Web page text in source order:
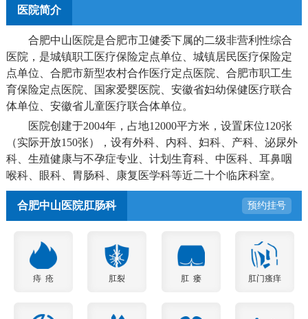
医院简介
合肥中山医院是合肥市卫健委下属的二级非营利性综合
医院，是城镇职工医疗保险定点单位、城镇居民医疗保险定
点单位、合肥市新型农村合作医疗定点医院、合肥市职工生
育保险定点医院、国家爱婴医院、安徽省妇幼保健医疗联合
体单位、安徽省儿童医疗联合体单位。
医院创建于2004年，占地12000平方米，设置床位120张
（实际开放150张），设有外科、内科、妇科、产科、泌尿外
科、生殖健康与不孕症专业、计划生育科、中医科、耳鼻咽
喉科、眼科、胃肠科、康复医学科等近二十个临床科室。
合肥中山医院肛肠科 预约挂号
痔 疮 肛裂 肛 瘘 肛门瘙痒